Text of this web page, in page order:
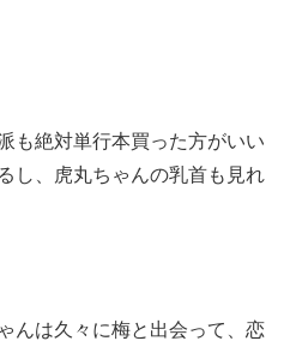
も絶対単行本買った方がいい
し、虎丸ちゃんの乳首も見れ
んは久々に梅と出会って、恋